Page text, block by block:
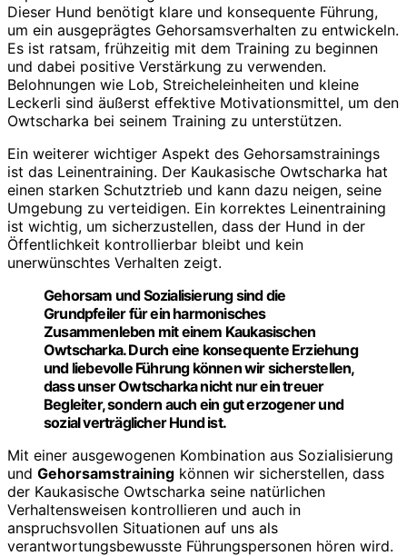
Dieser Hund benötigt klare und konsequente Führung,
um ein ausgeprägtes Gehorsamsverhalten zu entwickeln.
Es ist ratsam, frühzeitig mit dem Training zu beginnen
und dabei positive Verstärkung zu verwenden.
Belohnungen wie Lob, Streicheleinheiten und kleine
Leckerli sind äußerst effektive Motivationsmittel, um den
Owtscharka bei seinem Training zu unterstützen.
Ein weiterer wichtiger Aspekt des Gehorsamstrainings
ist das Leinentraining. Der Kaukasische Owtscharka hat
einen starken Schutztrieb und kann dazu neigen, seine
Umgebung zu verteidigen. Ein korrektes Leinentraining
ist wichtig, um sicherzustellen, dass der Hund in der
Öffentlichkeit kontrollierbar bleibt und kein
unerwünschtes Verhalten zeigt.
Gehorsam und Sozialisierung sind die
Grundpfeiler für ein harmonisches
Zusammenleben mit einem Kaukasischen
Owtscharka. Durch eine konsequente Erziehung
und liebevolle Führung können wir sicherstellen,
dass unser Owtscharka nicht nur ein treuer
Begleiter, sondern auch ein gut erzogener und
sozial verträglicher Hund ist.
Mit einer ausgewogenen Kombination aus Sozialisierung
und Gehorsamstraining können wir sicherstellen, dass
der Kaukasische Owtscharka seine natürlichen
Verhaltensweisen kontrollieren und auch in
anspruchsvollen Situationen auf uns als
verantwortungsbewusste Führungspersonen hören wird.